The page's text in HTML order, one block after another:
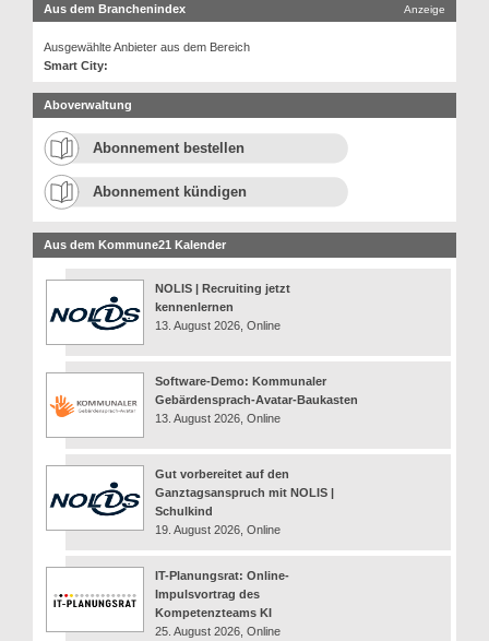
Aus dem Branchenindex Anzeige
Ausgewählte Anbieter aus dem Bereich
Smart City:
Aboverwaltung
Abonnement bestellen
Abonnement kündigen
Aus dem Kommune21 Kalender
NOLIS | Recruiting jetzt
kennenlernen
13. August 2026, Online
Software-Demo: Kommunaler
Gebärdensprach-Avatar-Baukasten
13. August 2026, Online
Gut vorbereitet auf den
Ganztagsanspruch mit NOLIS |
Schulkind
19. August 2026, Online
IT-Planungsrat: Online-
Impulsvortrag des
Kompetenzteams KI
25. August 2026, Online